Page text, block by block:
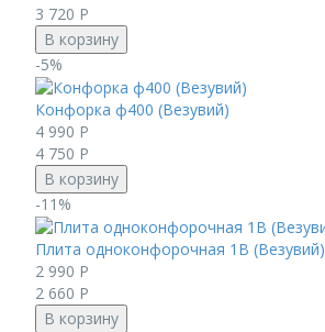
3 720 Р
В корзину
-5%
Конфорка ф400 (Везувий)
4 990 Р
4 750 Р
В корзину
-11%
Плита одноконфорочная 1В (Везувий)
2 990 Р
2 660 Р
В корзину